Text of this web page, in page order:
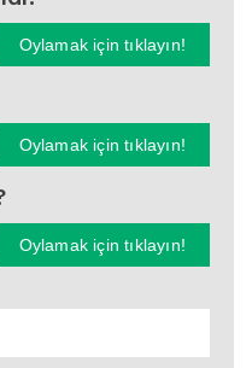
Oylamak için tıklayın!
Oylamak için tıklayın!
Oylamak için tıklayın!